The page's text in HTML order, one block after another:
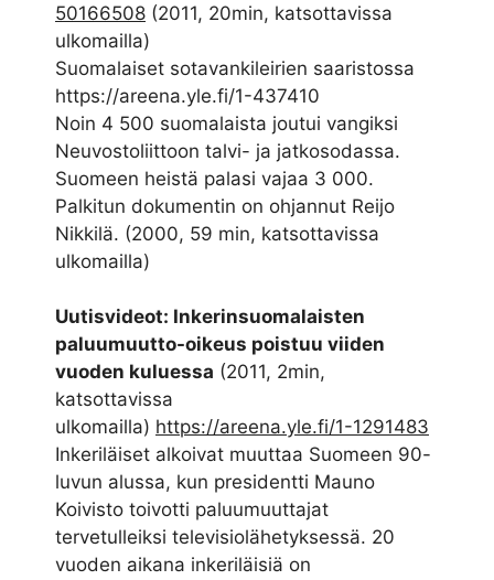
50166508 (2011, 20min, katsottavissa
ulkomailla)
Suomalaiset sotavankileirien saaristossa
https://areena.yle.fi/1-437410
Noin 4 500 suomalaista joutui vangiksi
Neuvostoliittoon talvi- ja jatkosodassa.
Suomeen heistä palasi vajaa 3 000.
Palkitun dokumentin on ohjannut Reijo
Nikkilä. (2000, 59 min, katsottavissa
ulkomailla)
Uutisvideot: Inkerinsuomalaisten
paluumuutto-oikeus poistuu viiden
vuoden kuluessa (2011, 2min,
katsottavissa
ulkomailla) https://areena.yle.fi/1-1291483
Inkeriläiset alkoivat muuttaa Suomeen 90-
luvun alussa, kun presidentti Mauno
Koivisto toivotti paluumuuttajat
tervetulleiksi televisiolähetyksessä. 20
vuoden aikana inkeriläisiä on